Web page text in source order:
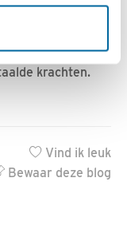
relevante
en
krachten.
Vind ik leuk
Bewaar deze blog